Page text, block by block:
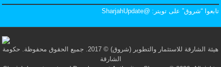
تابعوا “شروق” على تويتر: @SharjahUpdate
هيئة الشارقة للاستثمار والتطوير (شروق) © 2017. جميع الحقوق محفوظة. حكومة
الشارقة